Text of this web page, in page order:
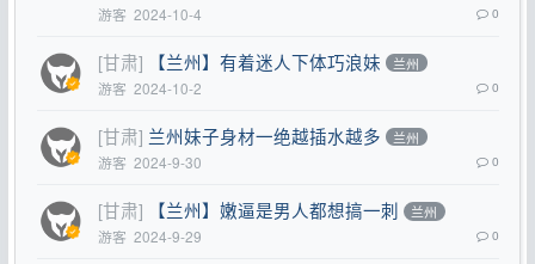
游客 2024-10-4 0
[甘肃] 【兰州】有着迷人下体巧浪妹 兰州
游客 2024-10-2 0
[甘肃] 兰州妹子身材一绝越插水越多 兰州
游客 2024-9-30 0
[甘肃] 【兰州】嫩逼是男人都想搞一刺 兰州
游客 2024-9-29 0